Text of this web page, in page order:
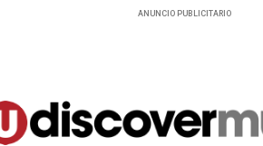
ANUNCIO PUBLICITARIO